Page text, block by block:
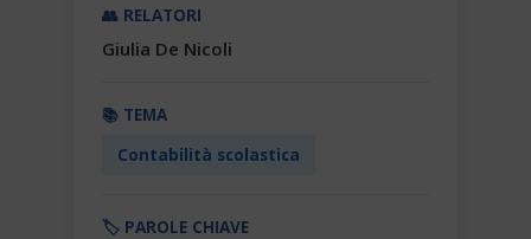
👥 RELATORI
Giulia De Nicoli
📚 TEMA
Contabilità scolastica
🏷️ PAROLE CHIAVE